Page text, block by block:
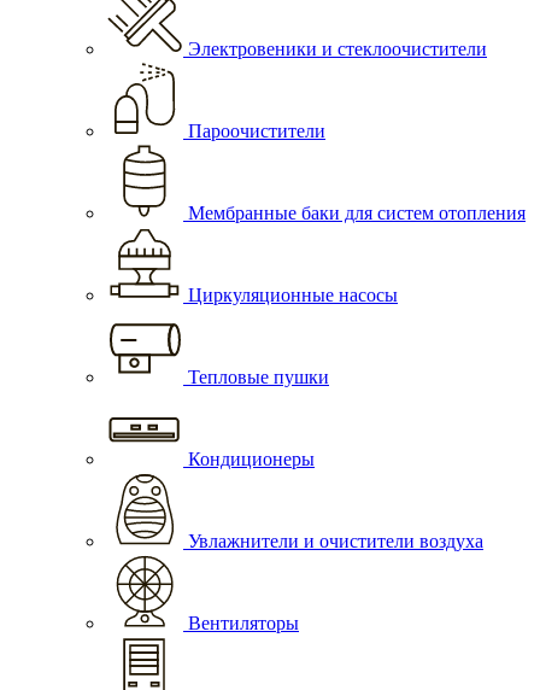
Электровеники и стеклоочистители
Пароочистители
Мембранные баки для систем отопления
Циркуляционные насосы
Тепловые пушки
Кондиционеры
Увлажнители и очистители воздуха
Вентиляторы